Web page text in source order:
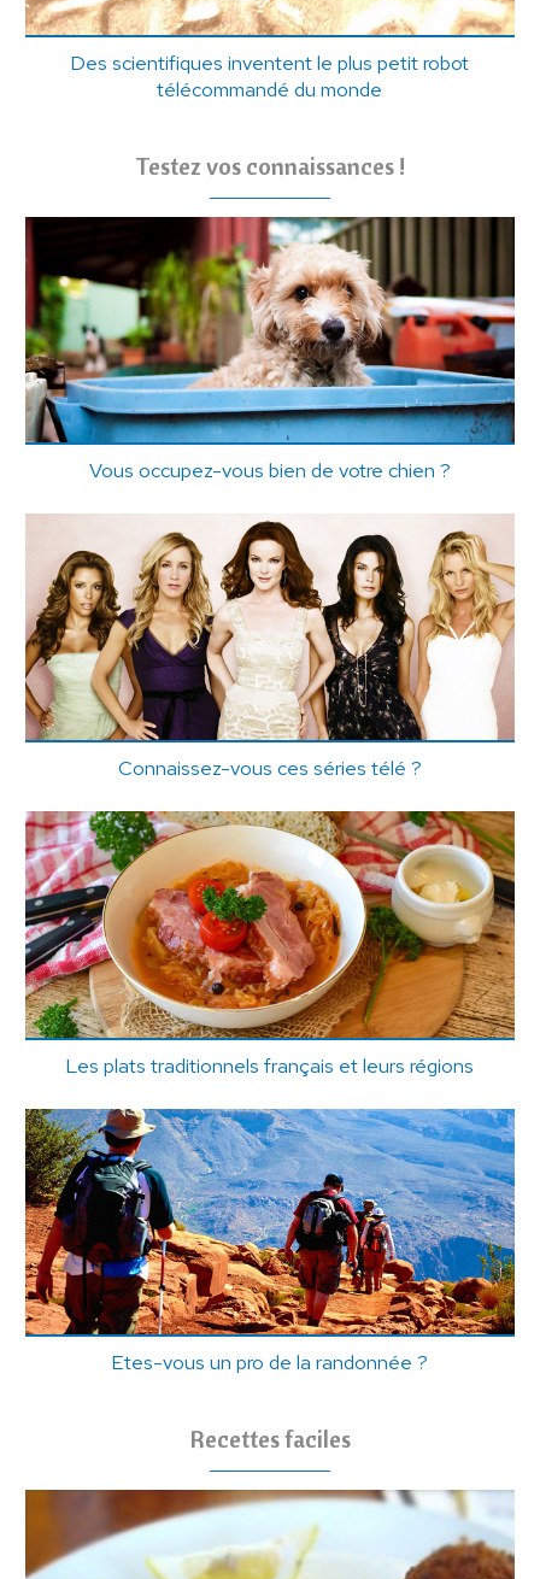
Des scientifiques inventent le plus petit robot
télécommandé du monde
Testez vos connaissances !
Vous occupez-vous bien de votre chien ?
Connaissez-vous ces séries télé ?
Les plats traditionnels français et leurs régions
Etes-vous un pro de la randonnée ?
Recettes faciles